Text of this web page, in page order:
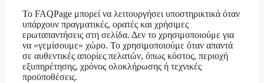
Το FAQPage μπορεί να λειτουργήσει υποστηρικτικά όταν
υπάρχουν πραγματικές, ορατές και χρήσιμες
ερωταπαντήσεις στη σελίδα. Δεν το χρησιμοποιούμε για
να «γεμίσουμε» χώρο. Το χρησιμοποιούμε όταν απαντά
σε αυθεντικές απορίες πελατών, όπως κόστος, περιοχή
εξυπηρέτησης, χρόνος ολοκλήρωσης ή τεχνικές
προϋποθέσεις.